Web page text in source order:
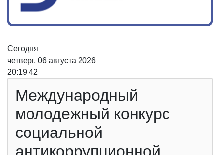
Сегодня
четверг, 06 августа 2026
20:19:42
Международный
молодежный конкурс
социальной
антикоррупционной